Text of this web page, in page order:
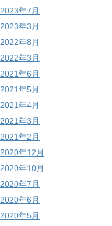
2023年7月
2023年3月
2022年8月
2022年3月
2021年6月
2021年5月
2021年4月
2021年3月
2021年2月
2020年12月
2020年10月
2020年7月
2020年6月
2020年5月